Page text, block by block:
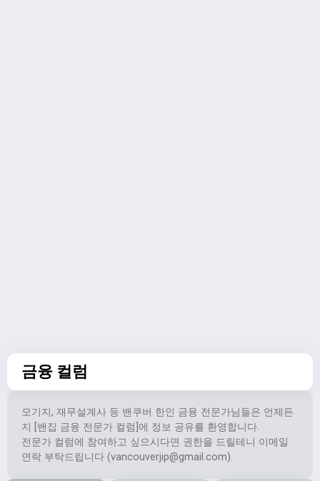
금융 컬럼
모기지, 재무설계사 등 밴쿠버 한인 금융 전문가님들은 언제든
지 [밴집 금융 전문가 컬럼]에 정보 공유를 환영합니다.
전문가 컬럼에 참여하고 싶으시다면 권한을 드릴테니 이메일
연락 부탁드립니다 (vancouverjip@gmail.com).